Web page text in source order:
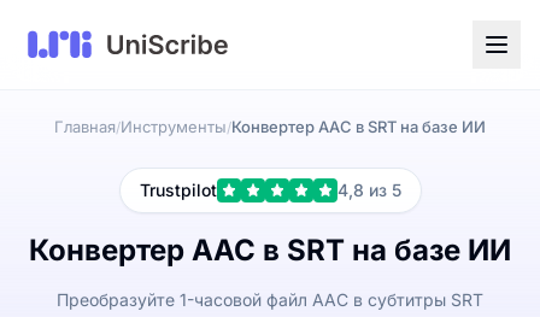
Главная/Инструменты/Конвертер AAC в SRT на базе ИИ
Trustpilot 4,8 из 5
Конвертер AAC в SRT на базе ИИ
Преобразуйте 1-часовой файл AAC в субтитры SRT